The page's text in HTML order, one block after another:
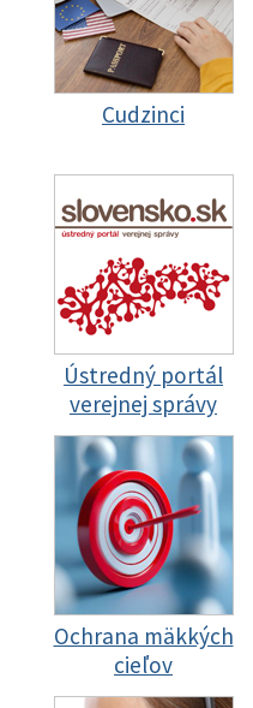
Cudzinci
Ústredný portál
verejnej správy
Ochrana mäkkých
cieľov